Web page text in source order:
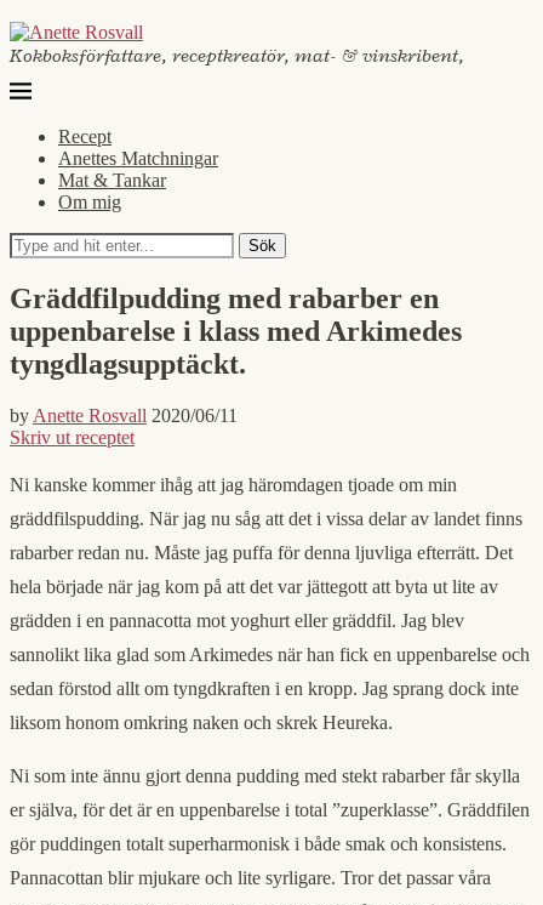
Kokboksförfattare, receptkreatör, mat- & vinskribent,
Recept
Anettes Matchningar
Mat & Tankar
Om mig
Sök
Gräddfilpudding med rabarber en
uppenbarelse i klass med Arkimedes
tyngdlagsupptäckt.
by Anette Rosvall 2020/06/11
Skriv ut receptet
Ni kanske kommer ihåg att jag häromdagen tjoade om min
gräddfilspudding. När jag nu såg att det i vissa delar av landet finns
rabarber redan nu. Måste jag puffa för denna ljuvliga efterrätt. Det
hela började när jag kom på att det var jättegott att byta ut lite av
grädden i en pannacotta mot yoghurt eller gräddfil. Jag blev
sannolikt lika glad som Arkimedes när han fick en uppenbarelse och
sedan förstod allt om tyngdkraften i en kropp. Jag sprang dock inte
liksom honom omkring naken och skrek Heureka.
Ni som inte ännu gjort denna pudding med stekt rabarber får skylla
er själva, för det är en uppenbarelse i total ”zuperklasse”. Gräddfilen
gör puddingen totalt superharmonisk i både smak och konsistens.
Pannacottan blir mjukare och lite syrligare. Tror det passar våra